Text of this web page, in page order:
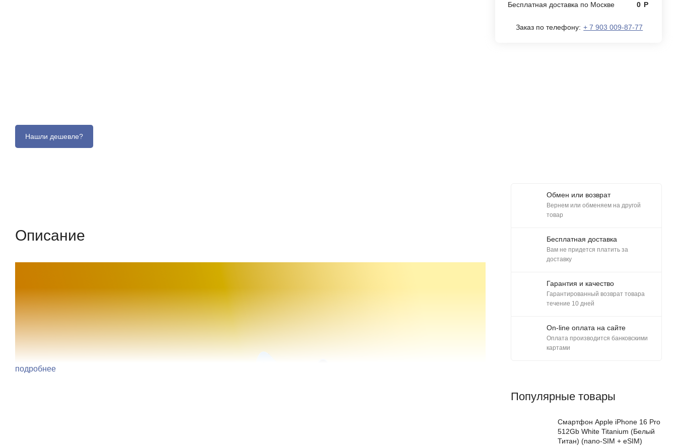
Бесплатная доставка по Москве
0 Р
Заказ по телефону: + 7 903 009-87-77
Описание
подробнее
Обмен или возврат
Вернем или обменяем на другой
товар
Бесплатная доставка
Вам не придется платить за
доставку
Гарантия и качество
Гарантированный возврат товара
течение 10 дней
On-line оплата на сайте
Оплата производится банковскими
картами
Популярные товары
Смартфон Apple iPhone 16 Pro
512Gb White Titanium (Белый
Титан) (nano-SIM + eSIM)